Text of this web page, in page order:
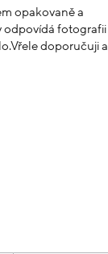
opakovaně a
odpovídá fotografii
doporučuji a